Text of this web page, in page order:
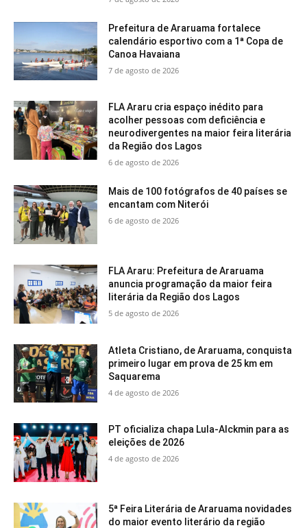
Prefeitura de Araruama fortalece
calendário esportivo com a 1ª Copa de
Canoa Havaiana
7 de agosto de 2026
FLA Araru cria espaço inédito para
acolher pessoas com deficiência e
neurodivergentes na maior feira literária
da Região dos Lagos
6 de agosto de 2026
Mais de 100 fotógrafos de 40 países se
encantam com Niterói
6 de agosto de 2026
FLA Araru: Prefeitura de Araruama
anuncia programação da maior feira
literária da Região dos Lagos
5 de agosto de 2026
Atleta Cristiano, de Araruama, conquista
primeiro lugar em prova de 25 km em
Saquarema
4 de agosto de 2026
PT oficializa chapa Lula-Alckmin para as
eleições de 2026
4 de agosto de 2026
5ª Feira Literária de Araruama novidades
do maior evento literário da região